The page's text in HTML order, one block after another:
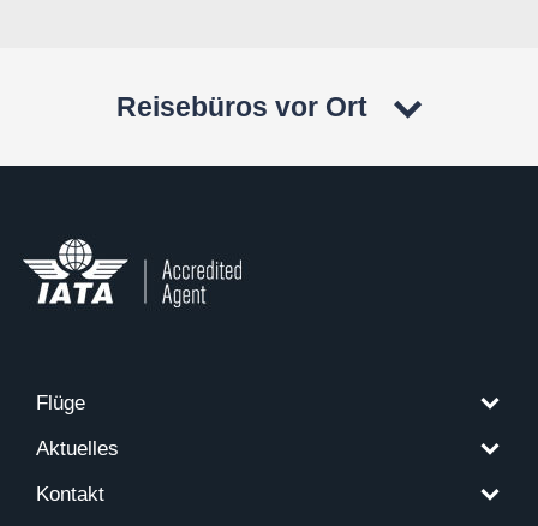
Reisebüros vor Ort
Flüge
Aktuelles
Kontakt